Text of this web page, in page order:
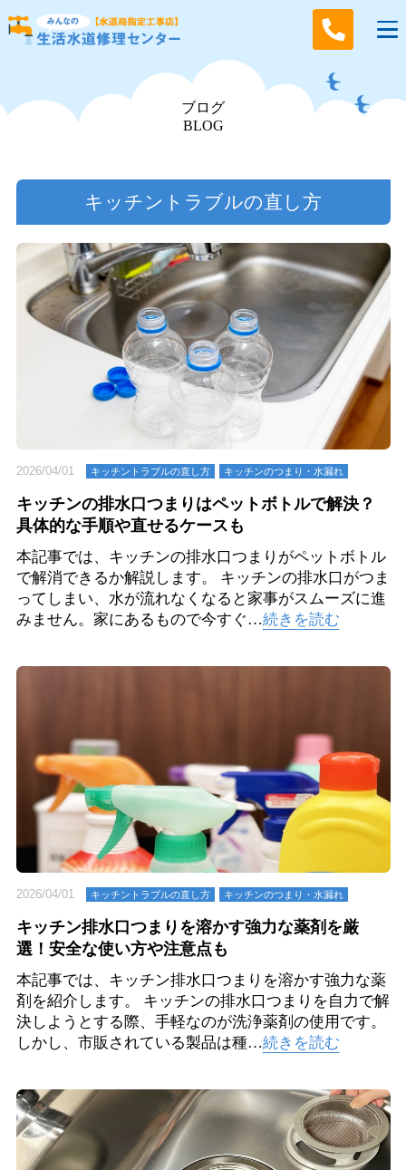
ブログ
BLOG
キッチントラブルの直し方
2026/04/01 キッチントラブルの直し方 キッチンのつまり・⽔漏れ
キッチンの排水口つまりはペットボトルで解決？
具体的な手順や直せるケースも
本記事では、キッチンの排水口つまりがペットボトル
で解消できるか解説します。 キッチンの排水口がつま
ってしまい、水が流れなくなると家事がスムーズに進
みません。家にあるもので今すぐ…続きを読む
2026/04/01 キッチントラブルの直し方 キッチンのつまり・⽔漏れ
キッチン排水口つまりを溶かす強力な薬剤を厳
選！安全な使い方や注意点も
本記事では、キッチン排水口つまりを溶かす強力な薬
剤を紹介します。 キッチンの排水口つまりを自力で解
決しようとする際、手軽なのが洗浄薬剤の使用です。
しかし、市販されている製品は種…続きを読む